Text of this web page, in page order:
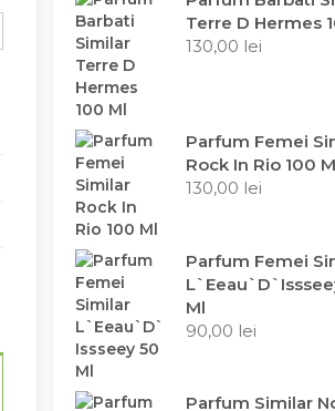
Terre D Hermes
130,00 lei
Parfum Femei
Rock In Rio 100
130,00 lei
Parfum Femei
Ml
90,00 lei
Parfum Similar